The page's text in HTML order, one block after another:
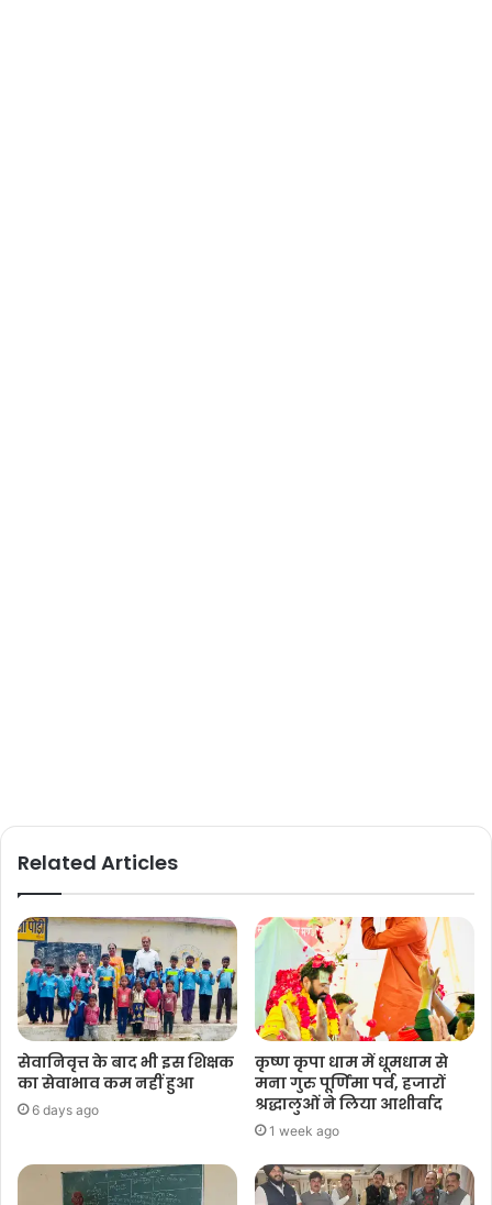
Related Articles
सेवानिवृत्त के बाद भी इस शिक्षक
का सेवाभाव कम नहीं हुआ
6 days ago
कृष्ण कृपा धाम में धूमधाम से
मना गुरु पूर्णिमा पर्व, हजारों
श्रद्धालुओं ने लिया आशीर्वाद
1 week ago